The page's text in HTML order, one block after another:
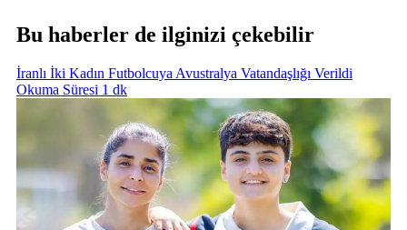
Bu haberler de ilginizi çekebilir
İranlı İki Kadın Futbolcuya Avustralya Vatandaşlığı Verildi
Okuma Süresi 1 dk